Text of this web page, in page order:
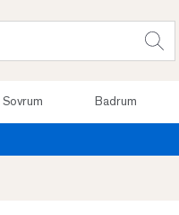
Sovrum Badrum